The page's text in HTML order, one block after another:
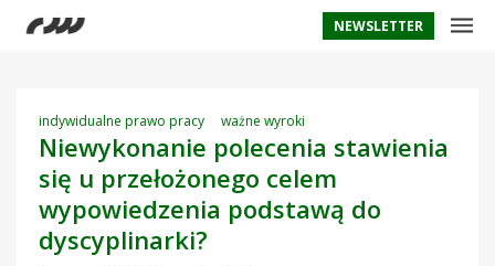
NEWSLETTER
indywidualne prawo pracy ważne wyroki
Niewykonanie polecenia stawienia
się u przełożonego celem
wypowiedzenia podstawą do
dyscyplinarki?